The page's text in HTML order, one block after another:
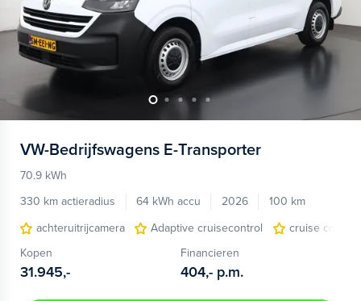
VW-Bedrijfswagens E-Transporter
70.9 kWh
330 km actieradius
64 kWh accu 2026
100 km
achteruitrijcamera
Adaptive cruisecontrol
cruise control
Kopen
31.945,-
Financieren
404,- p.m.